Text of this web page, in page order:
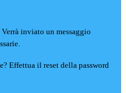
Verrà inviato un messaggio
Effettua il reset della password